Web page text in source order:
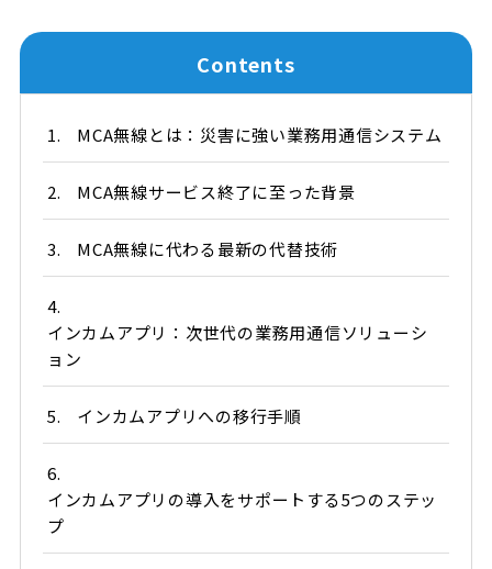
Contents
1. MCA無線とは：災害に強い業務用通信システム
2. MCA無線サービス終了に至った背景
3. MCA無線に代わる最新の代替技術
4.
インカムアプリ：次世代の業務用通信ソリューシ
ョン
5. インカムアプリへの移行手順
6.
インカムアプリの導入をサポートする5つのステッ
プ